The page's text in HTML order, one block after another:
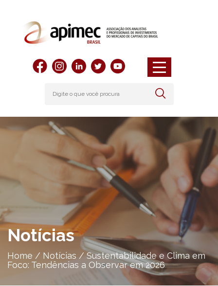
Notícias
Home / Notícias /Sustentabilidade e Clima em
Foco: Tendências a Observar em 2026